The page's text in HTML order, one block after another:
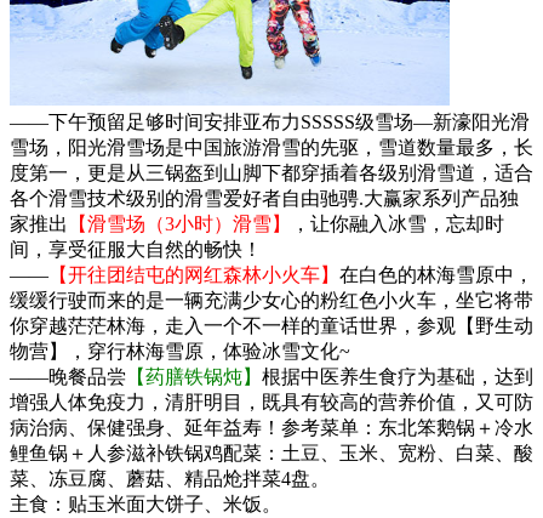
——下午预留足够时间安排亚布力SSSSS级雪场—新濠阳光滑
雪场，阳光滑雪场是中国旅游滑雪的先驱，雪道数量最多，长
度第一，更是从三锅盔到山脚下都穿插着各级别滑雪道，适合
各个滑雪技术级别的滑雪爱好者自由驰骋.大赢家系列产品独
家推出
【滑雪场（3小时）滑雪】
，让你融入冰雪，忘却时
间，享受征服大自然的畅快！
—— 【开往团结屯的网红森林小火车】 在白色的林海雪原中，
缓缓行驶而来的是一辆充满少女心的粉红色小火车，坐它将带
你穿越茫茫林海，走入一个不一样的童话世界，参观【野生动
物营】，穿行林海雪原，体验冰雪文化~
——晚餐品尝 【药膳铁锅炖】 根据中医养生食疗为基础，达到
增强人体免疫力，清肝明目，既具有较高的营养价值，又可防
病治病、保健强身、延年益寿！参考菜单：东北笨鹅锅＋冷水
鲤鱼锅＋人参滋补铁锅鸡配菜：土豆、玉米、宽粉、白菜、酸
菜、冻豆腐、蘑菇、精品炝拌菜4盘。
主食：贴玉米面大饼子、米饭。